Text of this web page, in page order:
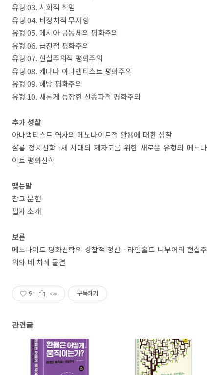
유형 03. 사회적 책임
유형 04. 비정치적 무저항
유형 05. 메시아 공동체의 평화주의
유형 06. 급진적 평화주의
유형 07. 현실주의적 평화주의
유형 08. 캐나다 아나뱁티스트 평화주의
유형 09. 해방 평화주의
유형 10. 새롭게 등장한 신종파적 평화주의
추가 성찰
아나뱁티스트 역사의 메노나이트적 활용에 대한 성찰
샬롬 정치신학 -새 시대의 제자도를 위한 새로운 유형의 메노나
이트 평화신학
맺는말
참고 문헌
필자 소개
보론
메노나이트 평화신학의 성찰적 청산 - 라인홀드 니부어의 현실주
의와 네 차례 물결
9 구독하기
관련글